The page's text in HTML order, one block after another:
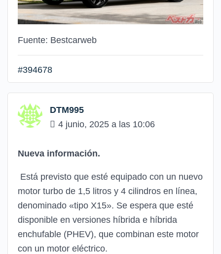
Fuente: Bestcarweb
#394678
DTM995
4 junio, 2025 a las 10:06
Nueva información.
Está previsto que esté equipado con un nuevo
motor turbo de 1,5 litros y 4 cilindros en línea,
denominado «tipo X15». Se espera que esté
disponible en versiones híbrida e híbrida
enchufable (PHEV), que combinan este motor
con un motor eléctrico.